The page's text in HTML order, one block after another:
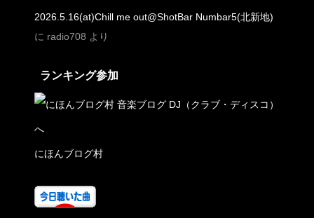
2026.5.16(at)Chill me out@ShotBar Numbar5(北新地)
に radio708 より
ランキング参加
にほんブログ村